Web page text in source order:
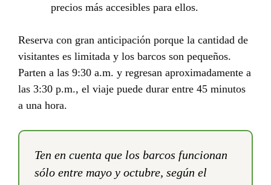
precios más accesibles para ellos.
Reserva con gran anticipación porque la cantidad de
visitantes es limitada y los barcos son pequeños.
Parten a las 9:30 a.m. y regresan aproximadamente a
las 3:30 p.m., el viaje puede durar entre 45 minutos
a una hora.
Ten en cuenta que los barcos funcionan
sólo entre mayo y octubre, según el